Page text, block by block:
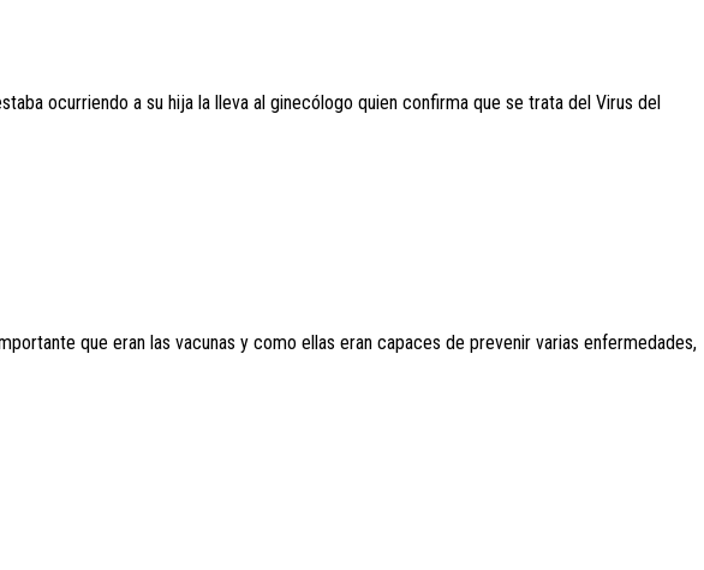
ocurriendo a su hija la lleva al ginecólogo quien confirma que se trata del Virus del
que eran las vacunas y como ellas eran capaces de prevenir varias enfermedades,